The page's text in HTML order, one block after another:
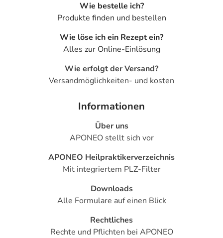
Wie bestelle ich?
Produkte finden und bestellen
Wie löse ich ein Rezept ein?
Alles zur Online-Einlösung
Wie erfolgt der Versand?
Versandmöglichkeiten- und kosten
Informationen
Über uns
APONEO stellt sich vor
APONEO Heilpraktikerverzeichnis
Mit integriertem PLZ-Filter
Downloads
Alle Formulare auf einen Blick
Rechtliches
Rechte und Pflichten bei APONEO